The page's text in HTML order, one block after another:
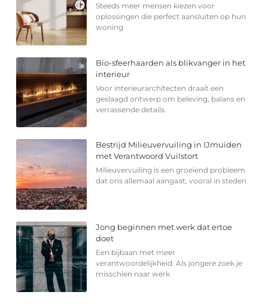
Steeds meer mensen kiezen voor
oplossingen die perfect aansluiten op hun
woning
Bio-sfeerhaarden als blikvanger in het
interieur
Voor interieurarchitecten draait een
geslaagd ontwerp om beleving, balans en
verrassende details.
Bestrijd Milieuvervuiling in IJmuiden
met Verantwoord Vuilstort
Milieuvervuiling is een groeiend probleem
dat ons allemaal aangaat, vooral in steden
Jong beginnen met werk dat ertoe
doet
Een bijbaan met meer
verantwoordelijkheid Als jongere zoek je
misschien naar werk